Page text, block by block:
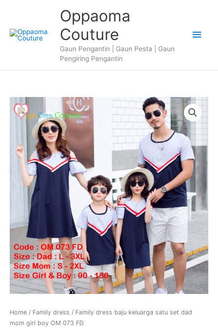
Oppaoma
Couture
Gaun Pengantin | Gaun Pesta | Gaun
Pengiring Pengantin
Main
Home / Family dress / Family dress baju keluarga satu set dad
mom girl boy OM 073 FD